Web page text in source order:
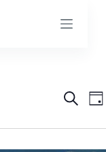
活
搜
D
y